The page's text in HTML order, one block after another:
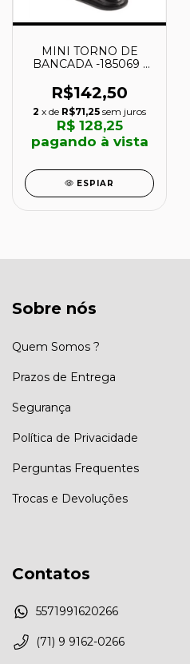
MINI TORNO DE
BANCADA -185069 -
R$142,50
2 x de R$71,25 sem juros
R$ 128,25
pagando à vista
ESPIAR
Sobre nós
Quem Somos ?
Prazos de Entrega
Segurança
Política de Privacidade
Perguntas Frequentes
Trocas e Devoluções
Contatos
5571991620266
(71) 9 9162-0266